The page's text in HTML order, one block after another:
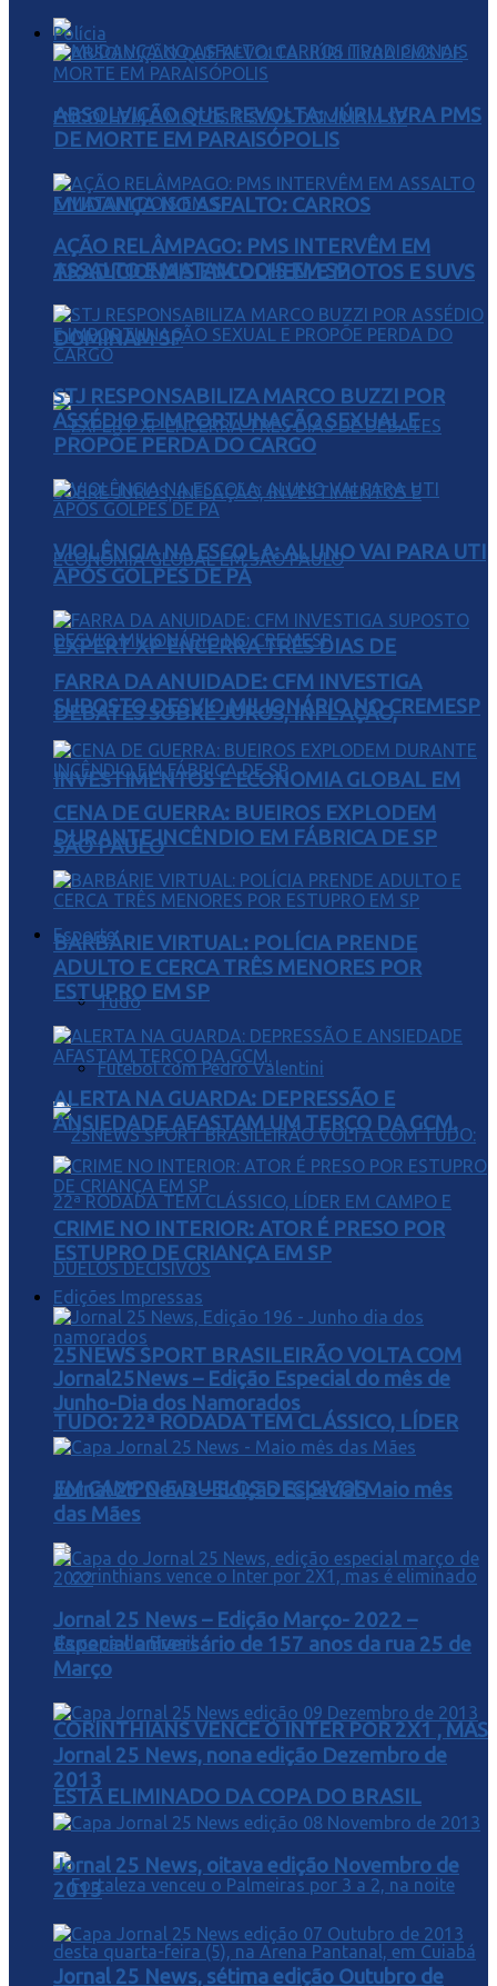
MUDANÇA NO ASFALTO: CARROS
TRADICIONAIS ENCOLHEM E MOTOS E SUVS
DOMINAM SP
EXPERT XP ENCERRA TRÊS DIAS DE
DEBATES SOBRE JUROS, INFLAÇÃO,
INVESTIMENTOS E ECONOMIA GLOBAL EM
SÃO PAULO
Esporte
Tudo
Futebol com Pedro Valentini
25NEWS SPORT BRASILEIRÃO VOLTA COM
TUDO: 22ª RODADA TEM CLÁSSICO, LÍDER
EM CAMPO E DUELOS DECISIVOS
CORINTHIANS VENCE O INTER POR 2X1 , MAS
ESTA ELIMINADO DA COPA DO BRASIL
Polícia
ABSOLVIÇÃO QUE REVOLTA: JÚRI LIVRA PMS
DE MORTE EM PARAISÓPOLIS
AÇÃO RELÂMPAGO: PMS INTERVÊM EM
ASSALTO E MATAM DOIS EM SP
STJ RESPONSABILIZA MARCO BUZZI POR
ASSÉDIO E IMPORTUNAÇÃO SEXUAL E
PROPÕE PERDA DO CARGO
VIOLÊNCIA NA ESCOLA: ALUNO VAI PARA UTI
APÓS GOLPES DE PÁ
FARRA DA ANUIDADE: CFM INVESTIGA
SUPOSTO DESVIO MILIONÁRIO NO CREMESP
CENA DE GUERRA: BUEIROS EXPLODEM
DURANTE INCÊNDIO EM FÁBRICA DE SP
BARBÁRIE VIRTUAL: POLÍCIA PRENDE
ADULTO E CERCA TRÊS MENORES POR
ESTUPRO EM SP
ALERTA NA GUARDA: DEPRESSÃO E
ANSIEDADE AFASTAM UM TERÇO DA GCM.
CRIME NO INTERIOR: ATOR É PRESO POR
ESTUPRO DE CRIANÇA EM SP
Edições Impressas
Jornal25News – Edição Especial do mês de
Junho-Dia dos Namorados
Jornal 25 News – Edição Especial Maio mês
das Mães
Jornal 25 News – Edição Março- 2022 –
Especial aniversário de 157 anos da rua 25 de
Março
Jornal 25 News, nona edição Dezembro de
2013
Jornal 25 News, oitava edição Novembro de
2013
Jornal 25 News, sétima edição Outubro de